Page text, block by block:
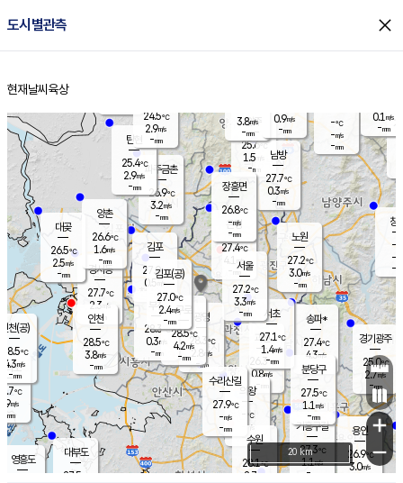
도시별관측 close
홈
현재날씨 육상
의도
℃
m/s
mm
영흥도
양주
25.6℃
1.5
-mm
과천
26.3℃
0.8m/s
- mm
용인
26.9℃
3.0m/s
경기광주
25.0℃
2.7m/s
-mm
대부도
27.5
경서동
27.7℃
2.3 m/s
-mm
파주금촌
26.9℃
3.2m/s
-mm
-℃
-m/s
-mm
대곶
26.5℃
2.5m/s
-mm
창
-
-m/
-
탄현
25.4℃
2.9m/s
-mm
0.1 m/s
-mm
의왕
- ℃
m/s
mm
김포
27.0℃
0.5 m/s
mm
광명
28.3 ℃
2.8 m/s
-mm
부천
28.3℃
0.3m/s
-mm
양촌
26.6℃
1.6m/s
-mm
구로
28.5℃
4.2m/s
-mm
은평
27.4℃
4.1 m/s
- mm
노원
27.2℃
3.0m/s
-mm
송파*
27.4℃
4.3m/s
-mm
서초
27.1℃
1.4m/s
-mm
남방
27.7℃
0.3m/s
-mm
기흥구갈
27.3℃
1.1m/s
-
수리산길
27.9℃
-m/s
-mm
분당구
27.5℃
1.1 m/s
-mm
장흥면
26.8℃
-m/s
-mm
3.8m/s
-mm
인천(공)
28.5℃
4.3m/s
-mm
김포(공)
27.0℃
2.4m/s
-mm
수원
28.1℃
2.7 m/s
인천
28.5℃
3.8m/s
-mm
서울
27.2℃
3.3m/s
-mm
24.5℃
2.9m/s
-mm
0.9m/s
-mm
+
−
20 km